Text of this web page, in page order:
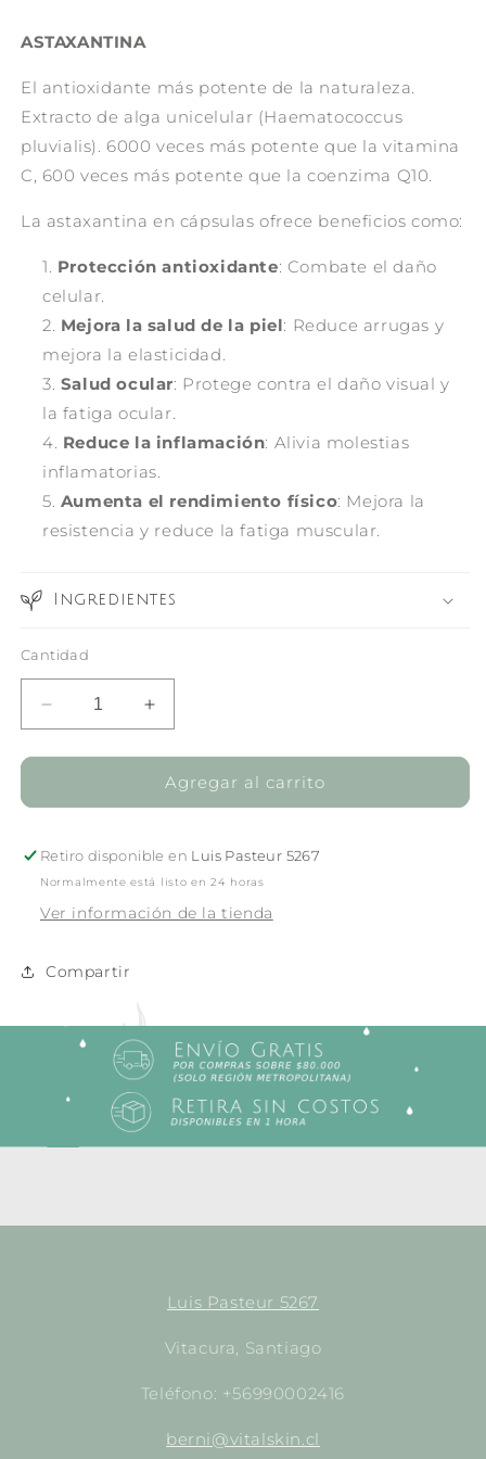
ASTAXANTINA
El antioxidante más potente de la naturaleza.
Extracto de alga unicelular (Haematococcus
pluvialis). 6000 veces más potente que la vitamina
C, 600 veces más potente que la coenzima Q10.
La astaxantina en cápsulas ofrece beneficios como:
Protección antioxidante: Combate el daño
celular.
Mejora la salud de la piel: Reduce arrugas y
mejora la elasticidad.
Salud ocular: Protege contra el daño visual y
la fatiga ocular.
Reduce la inflamación: Alivia molestias
inflamatorias.
Aumenta el rendimiento físico: Mejora la
resistencia y reduce la fatiga muscular.
Ingredientes
Cantidad
Reducir
cantidad
para
60
astaxantina
4
Aumentar
cantidad
para
AXPLUS
60
astaxantina
4
Agregar al carrito
Retiro disponible en Luis Pasteur 5267
Normalmente está listo en 24 horas
Ver información de la tienda
Compartir
Luis Pasteur 5267
Vitacura, Santiago
Teléfono: +56990002416
berni@vitalskin.cl